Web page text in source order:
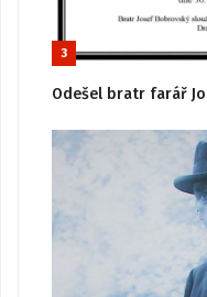
3
Odešel bratr farář